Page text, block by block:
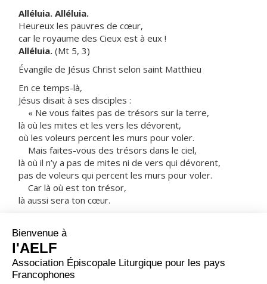
Alléluia. Alléluia.
Heureux les pauvres de cœur,
car le royaume des Cieux est à eux !
Alléluia. (Mt 5, 3)
Évangile de Jésus Christ selon saint Matthieu
En ce temps-là,
Jésus disait à ses disciples :
« Ne vous faites pas de trésors sur la terre,
là où les mites et les vers les dévorent,
où les voleurs percent les murs pour voler.
Mais faites-vous des trésors dans le ciel,
là où il n’y a pas de mites ni de vers qui dévorent,
pas de voleurs qui percent les murs pour voler.
Car là où est ton trésor,
là aussi sera ton cœur.
Donc, si ton œil est limpide,
ton corps tout entier sera dans la lumière ;
mais si ton œil est mauvais,
ton corps tout entier sera dans les ténèbres.
Si donc la lumière qui est en toi est ténèbres,